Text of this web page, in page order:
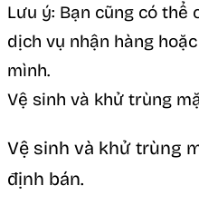
Lưu ý: Bạn cũng có thể
dịch vụ nhận hàng
mình.
Vệ sinh và khử trùng
Vệ sinh và khử trùng
định bán.